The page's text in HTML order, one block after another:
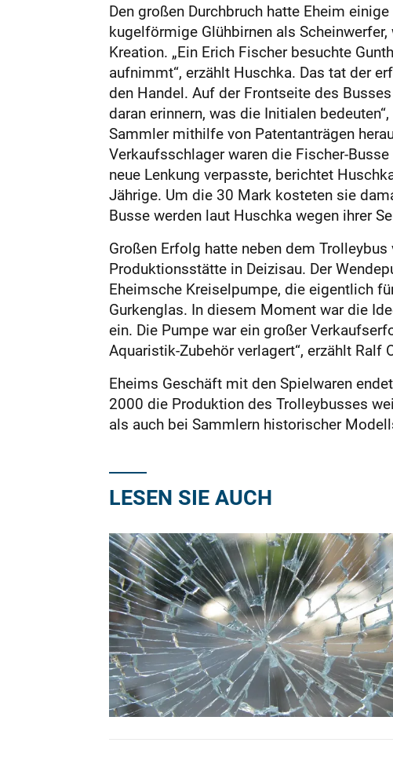
Den großen Durchbruch hatte Eheim
kugelförmige Glühbirnen als
Kreation. „Ein Erich Fischer besuchte
aufnimmt“, erzählt Huschka. Das tat der
den Handel. Auf der Frontseite des
daran erinnern, was die Ini­tialen
Sammler mithilfe von Patentanträgen
Verkaufsschlager waren die Fischer-­
neue Lenkung verpasste, berichtet
Jährige. Um die 30 Mark kosteten sie
Busse werden laut Huschka wegen ihrer
Großen Erfolg hatte neben dem
Produktionsstätte in Deizisau. Der
Eheimsche Kreiselpumpe, die eigentlich
Gurkenglas. In diesem Moment war die
ein. Die Pumpe war ein großer
Aquaristik-Zubehör verlagert“, erzählt Ralf
Eheims Geschäft mit den Spielwaren
2000 die Produktion des Trolleybusses
als auch bei Sammlern historischer
LESEN SIE AUCH